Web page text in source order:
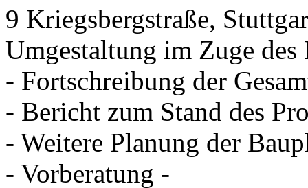
9 Kriegsbergstraße,
Umgestaltung im Zuge
- Fortschreibung der
- Bericht zum Stand des
- Weitere Planung der
- Vorberatung -